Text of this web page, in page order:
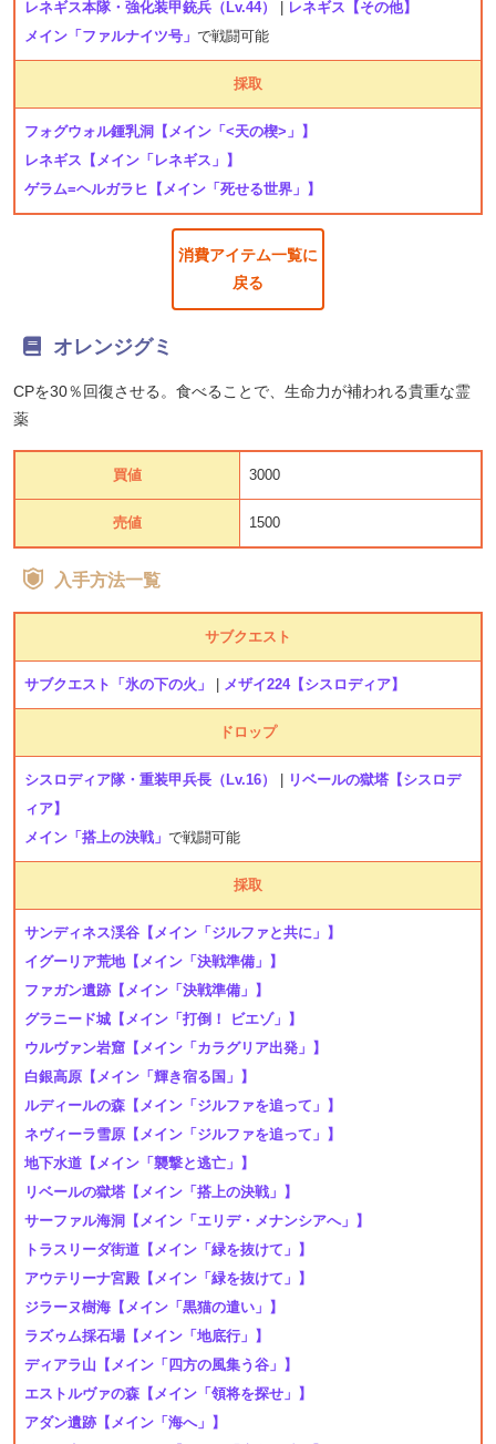
レネギス本隊・強化装甲銃兵（Lv.44） | レネギス【その他】
メイン「ファルナイツ号」 で戦闘可能
採取
フォグウォル鍾乳洞 【メイン「<天の楔>」】
レネギス 【メイン「レネギス」】
ゲラム=ヘルガラヒ
【メイン「死せる世界」】
消費アイテム一覧に
戻る
オレンジグミ
CPを30％回復させる。食べることで、生命力が補われる貴重な霊
薬
買値 3000
売値 1500
入手方法一覧
サブクエスト
サブクエスト「氷の下の火」 メザイ224【シスロディア】
ドロップ
シスロディア隊・重装甲兵長（Lv.16）
リベールの獄塔【シスロデ
ィア】
メイン「搭上の決戦」 で戦闘可能
採取
サンディネス渓谷 【メイン「ジルファと共に」】
イグーリア荒地【メイン「決戦準備」】
ファガン遺跡 【メイン「決戦準備」】
グラニード城 【メイン「打倒！ ビエゾ」】
ウルヴァン岩窟 【メイン「カラグリア出発」】
白銀高原 【メイン「輝き宿る国」】
ルディールの森 【メイン「ジルファを追って」】
ネヴィーラ雪原 【メイン「ジルファを追って」】
地下水道 【メイン「襲撃と逃亡」】
リベールの獄塔 【メイン「搭上の決戦」】
サーファル海洞
【メイン「エリデ・メナンシアへ」】
トラスリーダ街道 【メイン「緑を抜けて」】
アウテリーナ宮殿 【メイン「緑を抜けて」】
ジラーヌ樹海 【メイン「黒猫の遣い」】
ラズゥム採石場 【メイン「地底行」】
ディアラ山 【メイン「四方の風集う谷」】
エストルヴァの森 【メイン「領将を探せ」】
アダン遺跡 【メイン「海へ」】